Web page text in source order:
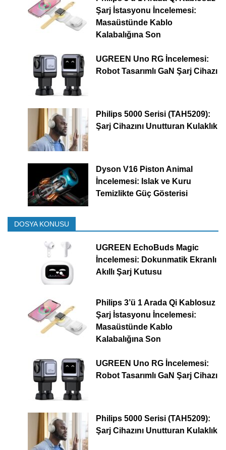
Şarj İstasyonu İncelemesi:
Masaüstünde Kablo
Kalabalığına Son
UGREEN Uno RG İncelemesi:
Robot Tasarımlı GaN Şarj Cihazı
Philips 5000 Serisi (TAH5209):
Şarj Cihazını Unutturan Kulaklık
Dyson V16 Piston Animal
İncelemesi: Islak ve Kuru
Temizlikte Güç Gösterisi
DOSYA KONUSU
UGREEN EchoBuds Magic
İncelemesi: Dokunmatik Ekranlı
Akıllı Şarj Kutusu
Philips 3’ü 1 Arada Qi Kablosuz
Şarj İstasyonu İncelemesi:
Masaüstünde Kablo
Kalabalığına Son
UGREEN Uno RG İncelemesi:
Robot Tasarımlı GaN Şarj Cihazı
Philips 5000 Serisi (TAH5209):
Şarj Cihazını Unutturan Kulaklık